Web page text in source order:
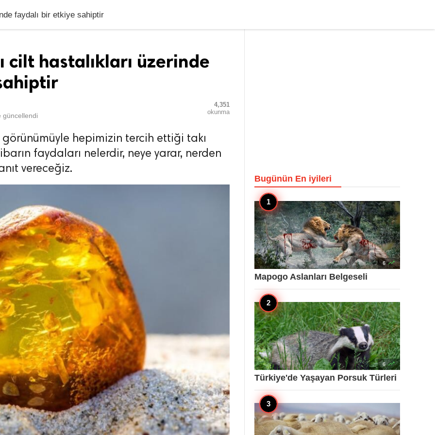
faydalı bir etkiye sahiptir
cilt hastalıkları üzerinde
güncellendi
4,351
okunma
hepimizin tercih ettiği takı
faydaları nelerdir, neye yarar, nerden
vereceğiz.
Bugünün En iyileri
6 
Mapogo Aslanları Belgeseli
6 
Türkiye'de Yaşayan Porsuk Türleri